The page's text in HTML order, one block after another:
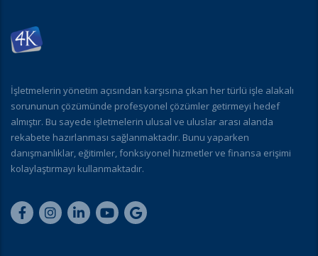
İşletmelerin yönetim açısından karşısına çıkan her türlü işle alakalı
sorununun çözümünde profesyonel çözümler getirmeyi hedef
almıştır. Bu sayede işletmelerin ulusal ve uluslar arası alanda
rekabete hazırlanması sağlanmaktadır. Bunu yaparken
danışmanlıklar, eğitimler, fonksiyonel hizmetler ve finansa erişimi
kolaylaştırmayı kullanmaktadır.